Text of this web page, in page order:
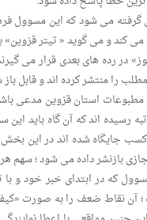
می شود که این مسوول
در رده های بعدی قرار می
را منتشر کرده اند و قابل
استان قزوین مدعی باشد
رسیده اند که آن گاه باید
جایگاه شده اند در این بخش
بازنشر داده می شود ؛
که در ابتدای خبر خود و
آن نقاط ضعف را به صورت